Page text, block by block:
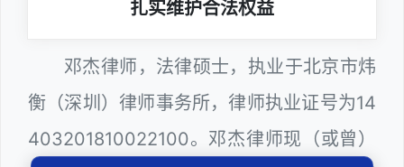
扎实维护合法权益
邓杰律师，法律硕士，执业于北京市炜
衡（深圳）律师事务所，律师执业证号为14
403201810022100。邓杰律师现（或曾）